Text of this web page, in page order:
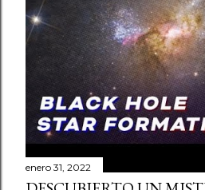
enero 31, 2022